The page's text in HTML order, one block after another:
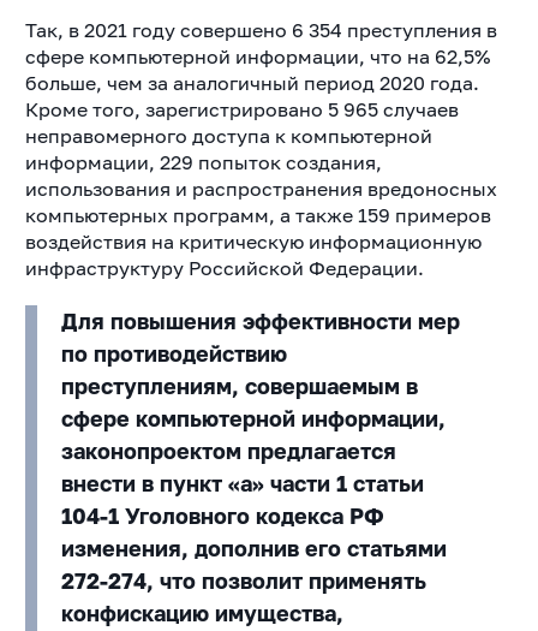
Так, в 2021 году совершено 6 354 преступления в
сфере компьютерной информации, что на 62,5%
больше, чем за аналогичный период 2020 года.
Кроме того, зарегистрировано 5 965 случаев
неправомерного доступа к компьютерной
информации, 229 попыток создания,
использования и распространения вредоносных
компьютерных программ, а также 159 примеров
воздействия на критическую информационную
инфраструктуру Российской Федерации.
Для повышения эффективности мер
по противодействию
преступлениям, совершаемым в
сфере компьютерной информации,
законопроектом предлагается
внести в пункт «а» части 1 статьи
104-1 Уголовного кодекса РФ
изменения, дополнив его статьями
272-274, что позволит применять
конфискацию имущества,